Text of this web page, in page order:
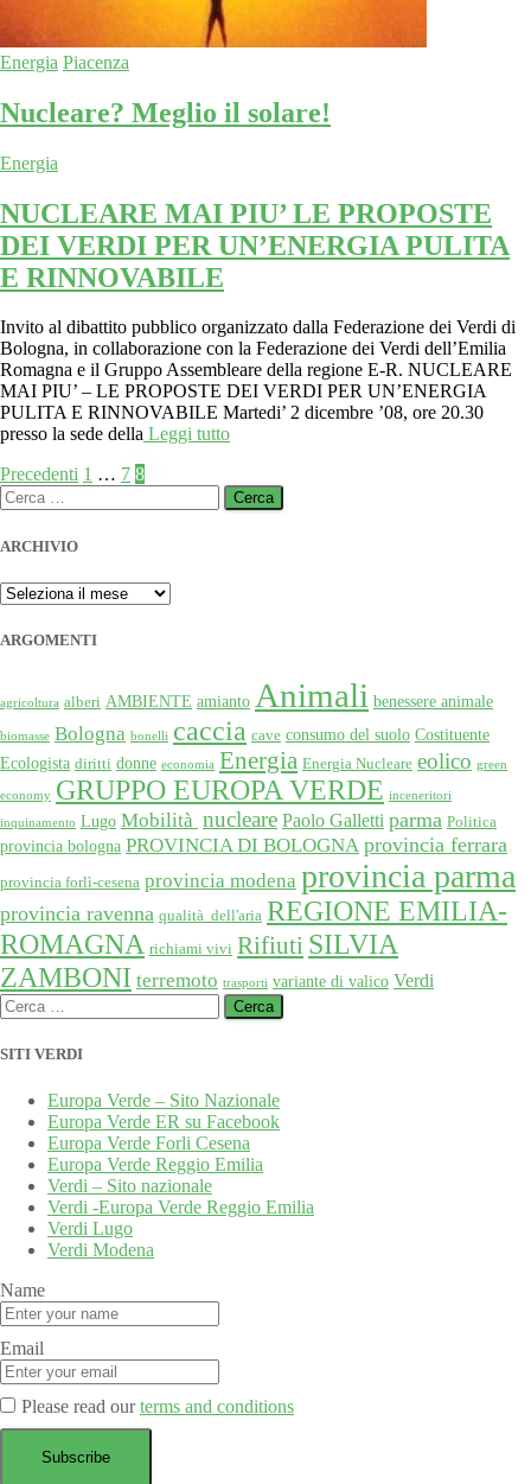
Energia Piacenza
Nucleare? Meglio il solare!
Energia
NUCLEARE MAI PIU’ LE PROPOSTE
DEI VERDI PER UN’ENERGIA PULITA
E RINNOVABILE
Invito al dibattito pubblico organizzato dalla Federazione dei Verdi di
Bologna, in collaborazione con la Federazione dei Verdi dell’Emilia
Romagna e il Gruppo Assembleare della regione E-R. NUCLEARE
MAI PIU’ – LE PROPOSTE DEI VERDI PER UN’ENERGIA
PULITA E RINNOVABILE Martedi’ 2 dicembre ’08, ore 20.30
presso la sede della Leggi tutto
Paginazione
degli
articoli
Precedenti 1 … 7 8
Ricerca
per:
ARCHIVIO
ARCHIVIO
ARGOMENTI
agricoltura alberi AMBIENTE amianto Animali benessere animale
biomasse Bologna bonelli caccia cave consumo del suolo Costituente
Ecologista diritti donne economia Energia Energia Nucleare eolico green
economy GRUPPO EUROPA VERDE inceneritori
inquinamento Lugo Mobilità nucleare Paolo Galletti parma Politica
provincia bologna PROVINCIA DI BOLOGNA provincia ferrara
provincia forlì-cesena provincia modena provincia parma
provincia ravenna qualità dell'aria REGIONE EMILIA-
ROMAGNA richiami vivi Rifiuti SILVIA
ZAMBONI terremoto trasporti variante di valico Verdi
Ricerca
per:
SITI VERDI
Europa Verde – Sito Nazionale
Europa Verde ER su Facebook
Europa Verde Forli Cesena
Europa Verde Reggio Emilia
Verdi – Sito nazionale
Verdi -Europa Verde Reggio Emilia
Verdi Lugo
Verdi Modena
Name
Email
Please read ourterms and conditions